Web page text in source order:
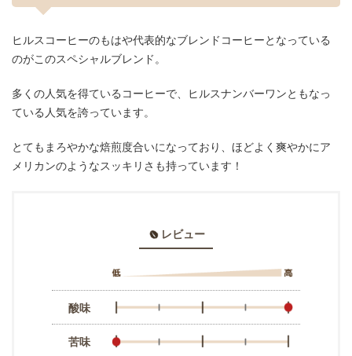
ヒルスコーヒーのもはや代表的なブレンドコーヒーとなっている
のがこのスペシャルブレンド。
多くの人気を得ているコーヒーで、ヒルスナンバーワンともなっ
ている人気を誇っています。
とてもまろやかな焙煎度合いになっており、ほどよく爽やかにア
メリカンのようなスッキリさも持っています！
レビュー
酸味
苦味